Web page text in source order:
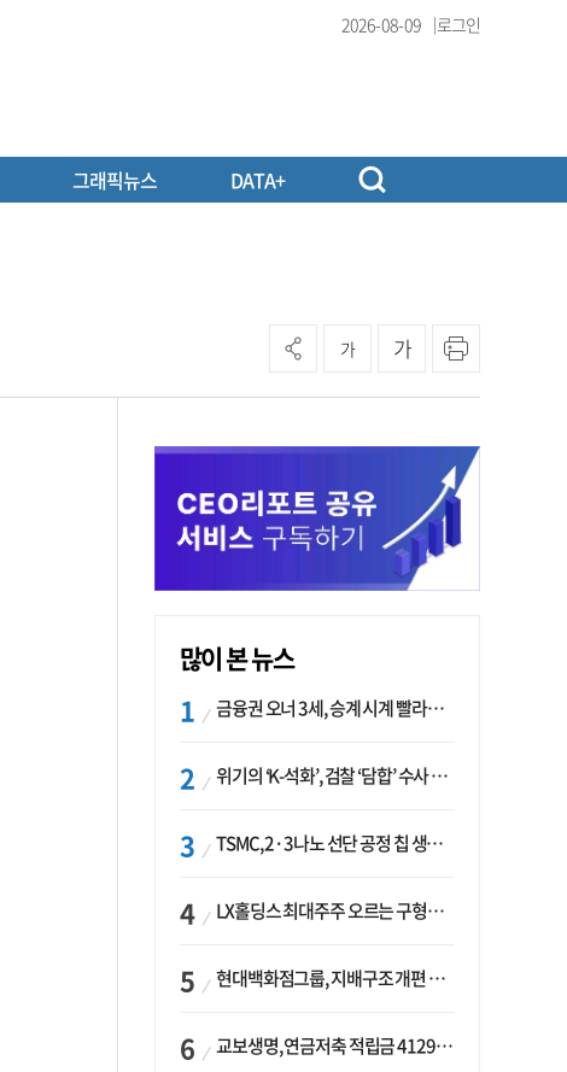
2026-08-09 로그인
그래픽뉴스 DATA+
가 가
많이 본 뉴스
금융권 오너 3세, 승계 시계 빨라지나…한국투자 ‘속도’·미래에셋·메리츠는 ‘거리두기’
위기의 ‘K-석화’, 검찰 ‘담합’ 수사 착수…“LG·한화·롯데 등 7개 업체, 8개 제품 가격 담합”
TSMC, 2·3나노 선단 공정 칩 생산 가속화…삼성, 파운드리 확장 변수 맞나
LX홀딩스 최대주주 오르는 구형모 사장…계열사 실적 개선 ‘과제’
현대백화점그룹, 지배구조 개편 작업…지주사 행위제한 요건 해소
교보생명, 연금저축 적립금 4129억 증가 ‘1위’…KB라이프는 최대 감소율